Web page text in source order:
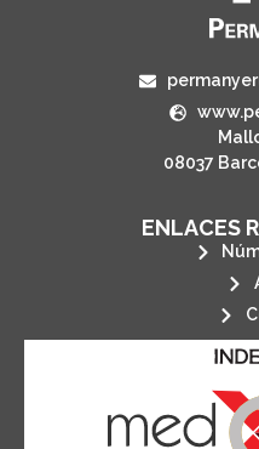
08037
ENLACES